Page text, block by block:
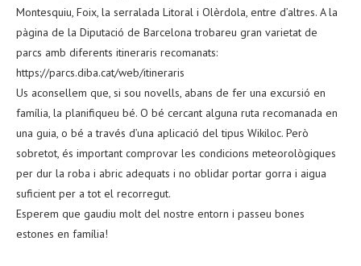
Montesquiu, Foix, la serralada Litoral i Olèrdola, entre d’altres. A la
pàgina de la Diputació de Barcelona trobareu gran varietat de
parcs amb diferents itineraris recomanats:
https://parcs.diba.cat/web/itineraris
Us aconsellem que, si sou novells, abans de fer una excursió en
família, la planifiqueu bé. O bé cercant alguna ruta recomanada en
una guia, o bé a través d’una aplicació del tipus Wikiloc. Però
sobretot, és important comprovar les condicions meteorològiques
per dur la roba i abric adequats i no oblidar portar gorra i aigua
suficient per a tot el recorregut.
Esperem que gaudiu molt del nostre entorn i passeu bones
estones en família!